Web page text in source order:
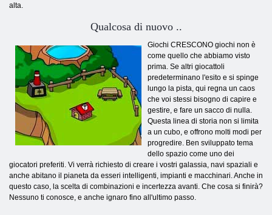
alta.
Qualcosa di nuovo ..
Giochi CRESCONO giochi non è
come quello che abbiamo visto
prima. Se altri giocattoli
predeterminano l'esito e si spinge
lungo la pista, qui regna un caos
che voi stessi bisogno di capire e
gestire, e fare un sacco di nulla.
Questa linea di storia non si limita
a un cubo, e offrono molti modi per
progredire. Ben sviluppato tema
dello spazio come uno dei
giocatori preferiti. Vi verrà richiesto di creare i vostri galassia, navi spaziali e
anche abitano il pianeta da esseri intelligenti, impianti e macchinari. Anche in
questo caso, la scelta di combinazioni e incertezza avanti. Che cosa si finirà?
Nessuno ti conosce, e anche ignaro fino all'ultimo passo.